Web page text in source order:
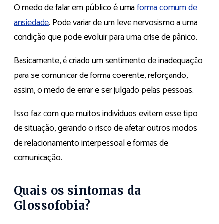
O medo de falar em público é umaforma comum de
ansiedade. Pode variar de um leve nervosismo a uma
condição que pode evoluir para uma crise de pânico.
Basicamente, é criado um sentimento de inadequação
para se comunicar de forma coerente, reforçando,
assim, o medo de errar e ser julgado pelas pessoas.
Isso faz com que muitos indivíduos evitem esse tipo
de situação, gerando o risco de afetar outros modos
de relacionamento interpessoal e formas de
comunicação.
Quais os sintomas da
Glossofobia?